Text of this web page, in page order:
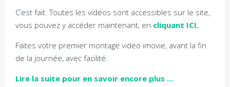
C’est fait. Toutes les vidéos sont accessibles sur le site,
vous pouvez y accéder maintenant, en cliquant ICI.
Faites votre premier montage vidéo imovie, avant la fin
de la journée, avec facilité.
Lire la suite pour en savoir encore plus …